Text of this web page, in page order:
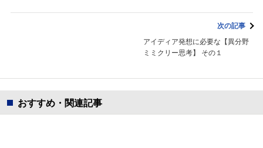
次の記事
アイディア発想に必要な【異分野
ミミクリー思考】 その１
おすすめ・関連記事